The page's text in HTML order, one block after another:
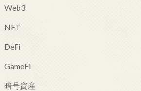
Web3
NFT
DeFi
GameFi
暗号資産